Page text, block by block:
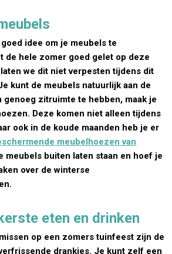
idee om je meubels te
de hele zomer goed gelet op deze
we dit niet verpesten tijdens dit
kunt de meubels natuurlijk aan de
genoeg zitruimte te hebben, maak je
Deze komen niet alleen tijdens
ook in de koude maanden heb je er
meubelhoezen van
meubels buiten laten staan en hoef je
over de winterse
eten en drinken
op een zomers tuinfeest zijn de
drankjes. Je kunt zelf een